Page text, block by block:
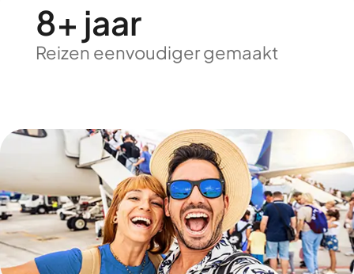
8+ jaar
Reizen eenvoudiger gemaakt